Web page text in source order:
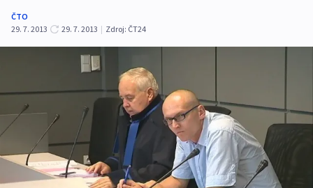
ČTO
29. 7. 2013
29. 7. 2013 | Zdroj: ČT24